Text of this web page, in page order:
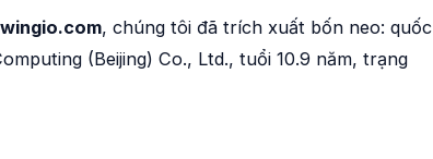
, chúng tôi đã trích xuất bốn neo: quốc
(Beijing) Co., Ltd., tuổi 10.9 năm, trạng